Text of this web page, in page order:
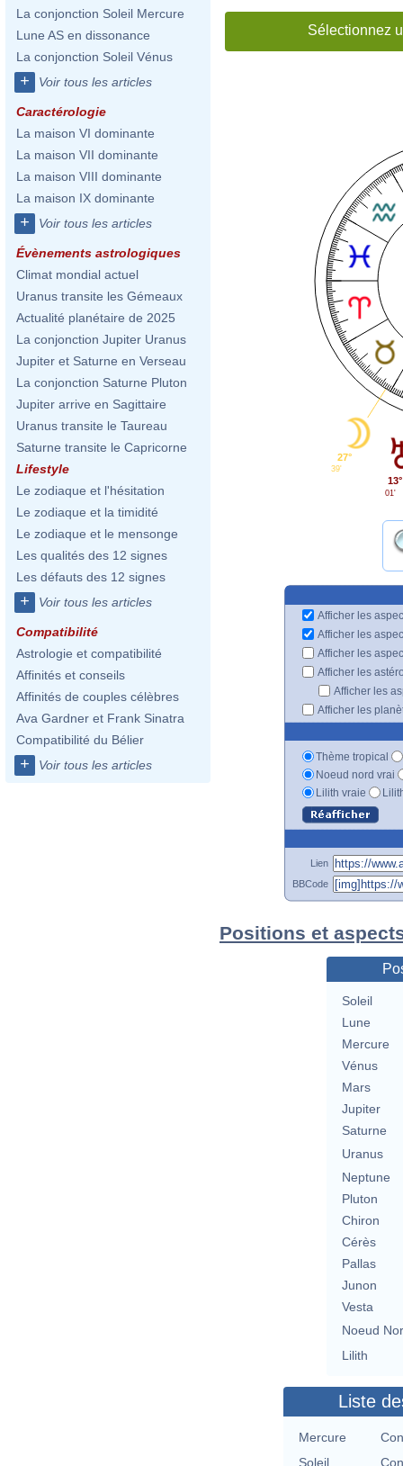
La conjonction Soleil Mercure
Lune AS en dissonance
La conjonction Soleil Vénus
+ Voir tous les articles
Caractérologie
La maison VI dominante
La maison VII dominante
La maison VIII dominante
La maison IX dominante
+ Voir tous les articles
Évènements astrologiques
Climat mondial actuel
Uranus transite les Gémeaux
Actualité planétaire de 2025
La conjonction Jupiter Uranus
Jupiter et Saturne en Verseau
La conjonction Saturne Pluton
Jupiter arrive en Sagittaire
Uranus transite le Taureau
Saturne transite le Capricorne
Lifestyle
Le zodiaque et l'hésitation
Le zodiaque et la timidité
Le zodiaque et le mensonge
Les qualités des 12 signes
Les défauts des 12 signes
+ Voir tous les articles
Compatibilité
Astrologie et compatibilité
Affinités et conseils
Affinités de couples célèbres
Ava Gardner et Frank Sinatra
Compatibilité du Bélier
+ Voir tous les articles
Sélectionnez
27°
39'
13°
01'
Afficher les
Afficher les
Afficher les
Afficher les
Afficher les
Afficher les
Thème tropical
Noeud nord vrai
Lilith vraie
Lien
BBCode
Positions et
Soleil
Lune
Mercure
Vénus
Mars
Jupiter
Saturne
Uranus
Neptune
Pluton
Chiron
Cérès
Pallas
Junon
Vesta
Noeud
Lilith
Liste
Mercure
Soleil